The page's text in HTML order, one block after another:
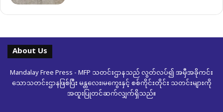
About Us
Mandalay Free Press - MFP သတင်းဌာနသည် လွတ်လပ်၍ အမှီအခိုကင်း
သောသတင်းဌာနဖြစ်ပြီး မန္တလေး၊မကွေးနှင့် စစ်ကိုင်းတိုင်း သတင်းများကို
အထူးပြုတင်ဆက်လျှက်ရှိသည်။